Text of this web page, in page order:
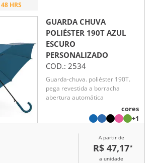
HRS
GUARDA CHUVA
POLIÉSTER 190T AZUL
ESCURO
PERSONALIZADO
COD.: 2534
Guarda-chuva. poliéster 190T.
pega revestida a borracha
abertura automática
cores
+1
A partir de
R$ 47,17*
a unidade